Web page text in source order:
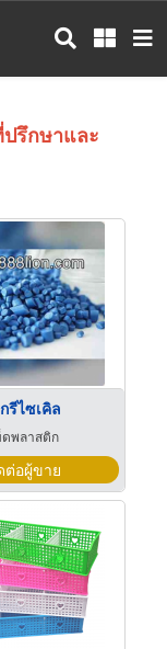
รึกษาและ
รีไซเคิล
ดพลาสติก
ต่อผู้ขาย